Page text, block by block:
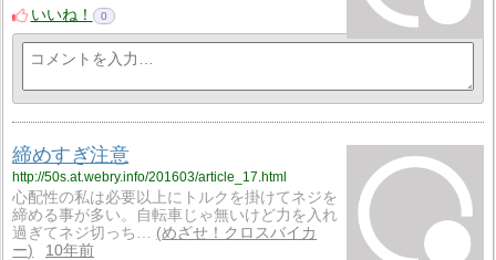
いいね！
0
締めすぎ注意
http://50s.at.webry.info/201603/article_17.html
心配性の私は必要以上にトルクを掛けてネジを
締める事が多い。自転車じゃ無いけど力を入れ
過ぎてネジ切っち…
めざせ！クロスバイカ
ー
10年前